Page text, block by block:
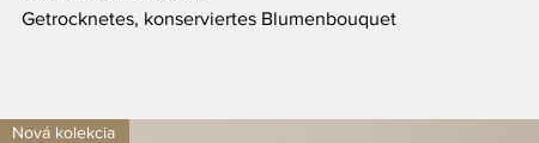
Getrocknetes, konserviertes Blumenbouquet
Nová kolekcia